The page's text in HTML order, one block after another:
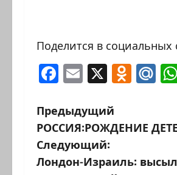
Поделится в социальных
Facebook
Email
X
Н
а
в
Предыдущий
РОССИЯ:РОЖДЕНИЕ
Следующий:
Лондон-Израиль: